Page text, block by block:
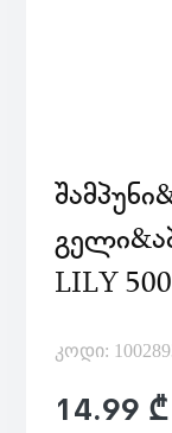
LILY
კოდი:
14.99 ₾